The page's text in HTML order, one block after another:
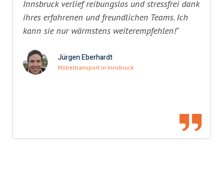
Innsbruck verlief reibungslos und stressfrei dank
ihres erfahrenen und freundlichen Teams. Ich
kann sie nur wärmstens weiterempfehlen!"
Jürgen Eberhardt
Möbeltransport in Innsbruck